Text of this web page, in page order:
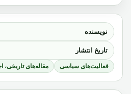
نویسنده
تاریخ انتشار
فعالیت‌های سیاسی مقاله‌های